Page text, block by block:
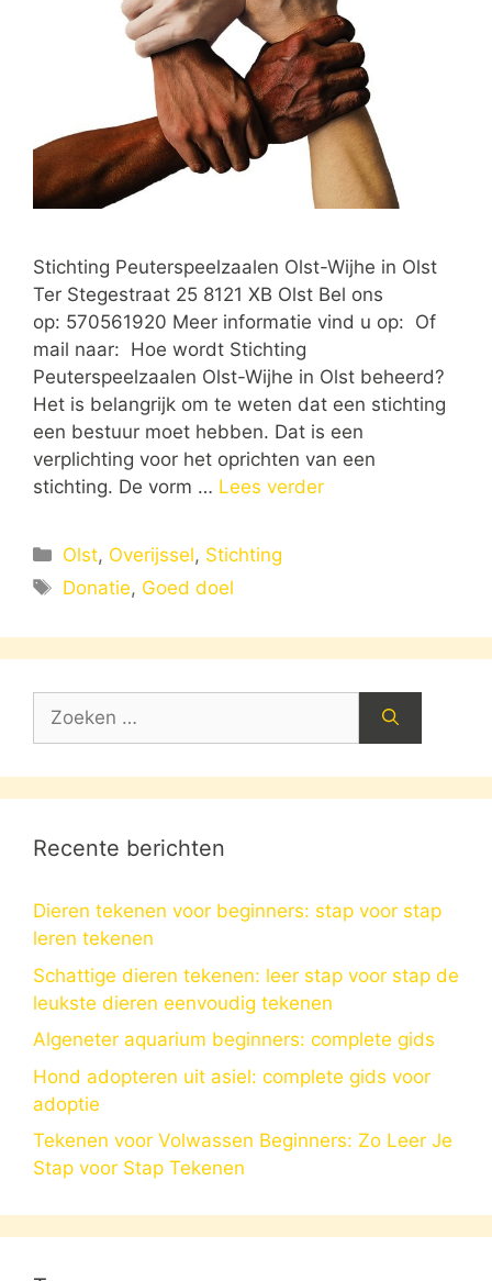
Stichting Peuterspeelzaalen Olst-Wijhe in Olst
Ter Stegestraat 25 8121 XB Olst Bel ons
op: 570561920 Meer informatie vind u op: Of
mail naar: Hoe wordt Stichting
Peuterspeelzaalen Olst-Wijhe in Olst beheerd?
Het is belangrijk om te weten dat een stichting
een bestuur moet hebben. Dat is een
verplichting voor het oprichten van een
stichting. De vorm … Lees verder
Categorieën
Olst, Overijssel, Stichting
Tags
Donatie, Goed doel
Zoek
Recente berichten
Dieren tekenen voor beginners: stap voor stap
leren tekenen
Schattige dieren tekenen: leer stap voor stap de
leukste dieren eenvoudig tekenen
Algeneter aquarium beginners: complete gids
Hond adopteren uit asiel: complete gids voor
adoptie
Tekenen voor Volwassen Beginners: Zo Leer Je
Stap voor Stap Tekenen